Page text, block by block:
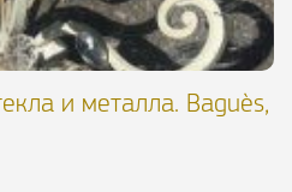
и металла. Baguès,